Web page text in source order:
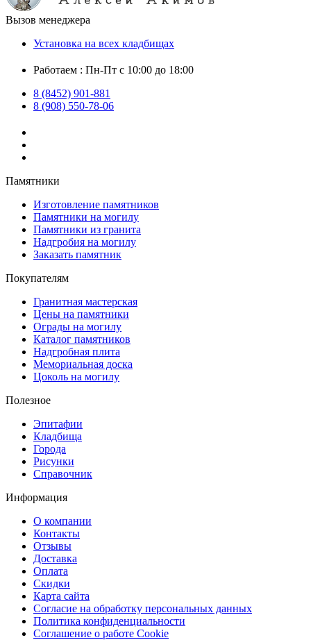
Вызов менеджера
Установка на всех кладбищах
Работаем : Пн-Пт с 10:00 до 18:00
8 (8452) 901-881
8 (908) 550-78-06
Памятники
Изготовление памятников
Памятники на могилу
Памятники из гранита
Надгробия на могилу
Заказать памятник
Покупателям
Гранитная мастерская
Цены на памятники
Ограды на могилу
Каталог памятников
Надгробная плита
Мемориальная доска
Цоколь на могилу
Полезное
Эпитафии
Кладбища
Города
Рисунки
Справочник
Информация
О компании
Контакты
Отзывы
Доставка
Оплата
Скидки
Карта сайта
Согласие на обработку персональных данных
Политика конфиденциальности
Соглашение о работе Cookie